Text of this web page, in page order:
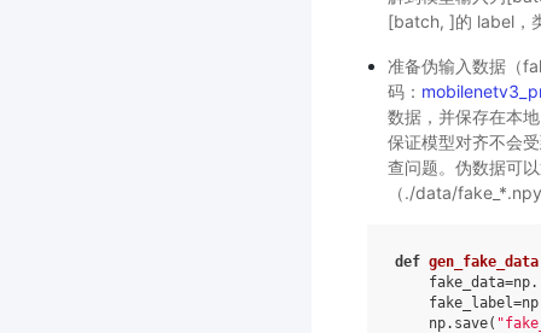
[batch, ]的 label，
准备伪输入数据（
码：
数据，并保存在本
保证模型对齐不会
查问题。伪数据可
（./data/
def gen_fake_data
fake_data=np.
fake_label =np
np. save(